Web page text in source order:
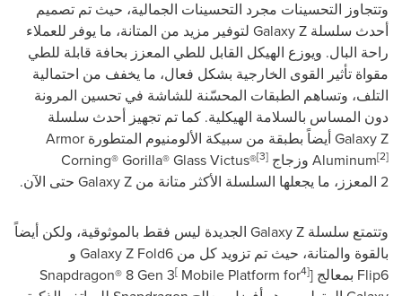
وتتجاوز التحسينات مجرد التحسينات الجمالية، حيث تم تصميم
أحدث سلسلة Galaxy Z لتوفير مزيد من المتانة، ما يوفر للعملاء
راحة البال. ويوزع الهيكل القابل للطي المعزز بحافة قابلة للطي
مقواة تأثير القوى الخارجية بشكل فعال، ما يخفف من احتمالية
التلف، وتساهم الطبقات المحسّنة للشاشة في تحسين المرونة
دون المساس بالسلامة الهيكلية. كما تم تجهيز أحدث سلسلة
Galaxy Zأيضاً بطبقة من سبيكة الألومنيوم المتطورة Armor
Aluminum[2] وزجاج [3]
Corning® Gorilla® Glass Victus®
2 المعزز، ما يجعلها السلسلة الأكثر متانة من Galaxy Z حتى الآن.
وتتمتع سلسلة Galaxy Z الجديدة ليس فقط بالموثوقية، ولكن أيضاً
بالقوة والمتانة، حيث تم تزويد كل من Galaxy Z Fold6 و
Flip6 بمعالج 4]]
Snapdragon® 8 Gen 3[ Mobile Platform for